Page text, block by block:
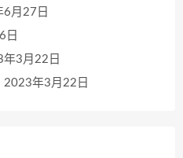
月27日
日
年3月22日
2023年3月22日